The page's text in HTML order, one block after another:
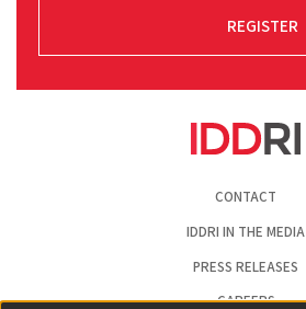
REGISTER
CONTACT
IDDRI IN THE MEDIA
PRESS RELEASES
CAREERS